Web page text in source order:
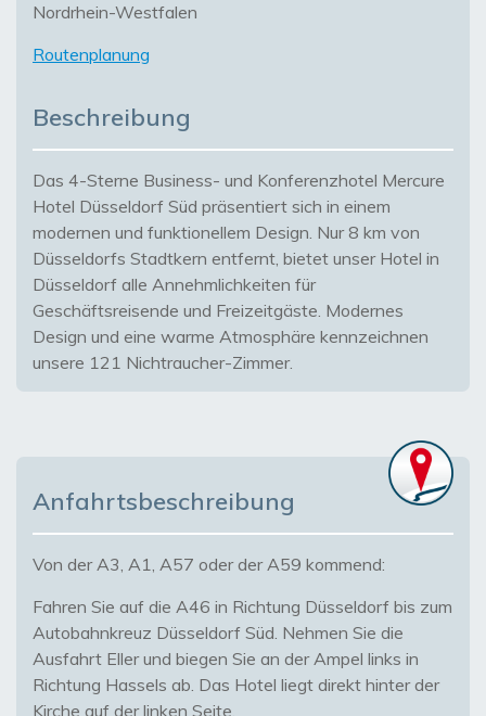
Nordrhein-Westfalen
Routenplanung
Beschreibung
Das 4-Sterne Business- und Konferenzhotel Mercure
Hotel Düsseldorf Süd präsentiert sich in einem
modernen und funktionellem Design. Nur 8 km von
Düsseldorfs Stadtkern entfernt, bietet unser Hotel in
Düsseldorf alle Annehmlichkeiten für
Geschäftsreisende und Freizeitgäste. Modernes
Design und eine warme Atmosphäre kennzeichnen
unsere 121 Nichtraucher-Zimmer.
Anfahrtsbeschreibung
Von der A3, A1, A57 oder der A59 kommend:
Fahren Sie auf die A46 in Richtung Düsseldorf bis zum
Autobahnkreuz Düsseldorf Süd. Nehmen Sie die
Ausfahrt Eller und biegen Sie an der Ampel links in
Richtung Hassels ab. Das Hotel liegt direkt hinter der
Kirche auf der linken Seite.